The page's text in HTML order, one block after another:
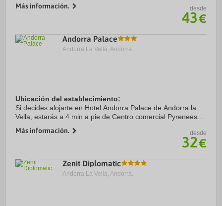
Pueblo. Además, este hotel con spa se ...
Más información. desde
43€
Andorra Palace
Andorra La Vella, Andorra.
Ubicación del establecimiento:
Si decides alojarte en Hotel Andorra Palace de Andorra la
Vella, estarás a 4 min a pie de Centro comercial Pyrenees
familias se encuentra a 15,5 km ...
Más información. desde
32€
Zenit Diplomatic
Andorra La Vella, Andorra.